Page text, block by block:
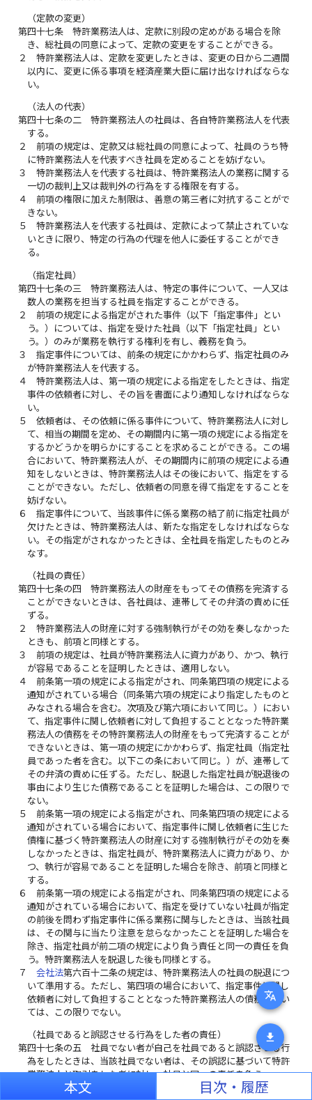
translate
download
（定款の変更）
第四十七条
特許業務法人は、定款に別段の定めがある場合を除
き、総社員の同意によって、定款の変更をすることができる。
２
特許業務法人は、定款を変更したときは、変更の日から二週間
以内に、変更に係る事項を経済産業大臣に届け出なければならな
い。
（法人の代表）
第四十七条の二
特許業務法人の社員は、各自特許業務法人を代表
する。
２
前項の規定は、定款又は総社員の同意によって、社員のうち特
に特許業務法人を代表すべき社員を定めることを妨げない。
３
特許業務法人を代表する社員は、特許業務法人の業務に関する
一切の裁判上又は裁判外の行為をする権限を有する。
４
前項の権限に加えた制限は、善意の第三者に対抗することがで
きない。
５
特許業務法人を代表する社員は、定款によって禁止されていな
いときに限り、特定の行為の代理を他人に委任することができ
る。
（指定社員）
第四十七条の三
特許業務法人は、特定の事件について、一人又は
数人の業務を担当する社員を指定することができる。
２
前項の規定による指定がされた事件（以下「指定事件」とい
う。）については、指定を受けた社員（以下「指定社員」とい
う。）のみが業務を執行する権利を有し、義務を負う。
３
指定事件については、前条の規定にかかわらず、指定社員のみ
が特許業務法人を代表する。
４
特許業務法人は、第一項の規定による指定をしたときは、指定
事件の依頼者に対し、その旨を書面により通知しなければならな
い。
５
依頼者は、その依頼に係る事件について、特許業務法人に対し
て、相当の期間を定め、その期間内に第一項の規定による指定を
するかどうかを明らかにすることを求めることができる。この場
合において、特許業務法人が、その期間内に前項の規定による通
知をしないときは、特許業務法人はその後において、指定をする
ことができない。ただし、依頼者の同意を得て指定をすることを
妨げない。
６
指定事件について、当該事件に係る業務の結了前に指定社員が
欠けたときは、特許業務法人は、新たな指定をしなければならな
い。その指定がされなかったときは、全社員を指定したものとみ
なす。
（社員の責任）
第四十七条の四
特許業務法人の財産をもってその債務を完済する
ことができないときは、各社員は、連帯してその弁済の責めに任
ずる。
２
特許業務法人の財産に対する強制執行がその効を奏しなかった
ときも、前項と同様とする。
３
前項の規定は、社員が特許業務法人に資力があり、かつ、執行
が容易であることを証明したときは、適用しない。
４
前条第一項の規定による指定がされ、同条第四項の規定による
通知がされている場合（同条第六項の規定により指定したものと
みなされる場合を含む。次項及び第六項において同じ。）におい
て、指定事件に関し依頼者に対して負担することとなった特許業
務法人の債務をその特許業務法人の財産をもって完済することが
できないときは、第一項の規定にかかわらず、指定社員（指定社
員であった者を含む。以下この条において同じ。）が、連帯して
その弁済の責めに任ずる。ただし、脱退した指定社員が脱退後の
事由により生じた債務であることを証明した場合は、この限りで
ない。
５
前条第一項の規定による指定がされ、同条第四項の規定による
通知がされている場合において、指定事件に関し依頼者に生じた
債権に基づく特許業務法人の財産に対する強制執行がその効を奏
しなかったときは、指定社員が、特許業務法人に資力があり、か
つ、執行が容易であることを証明した場合を除き、前項と同様と
する。
６
前条第一項の規定による指定がされ、同条第四項の規定による
通知がされている場合において、指定を受けていない社員が指定
の前後を問わず指定事件に係る業務に関与したときは、当該社員
は、その関与に当たり注意を怠らなかったことを証明した場合を
除き、指定社員が前二項の規定により負う責任と同一の責任を負
う。特許業務法人を脱退した後も同様とする。
７
会社法第六百十二条の規定は、特許業務法人の社員の脱退につ
いて準用する。ただし、第四項の場合において、指定事件に関し
依頼者に対して負担することとなった特許業務法人の債務につい
ては、この限りでない。
（社員であると誤認させる行為をした者の責任）
第四十七条の五
社員でない者が自己を社員であると誤認させる行
為をしたときは、当該社員でない者は、その誤認に基づいて特許
業務法人と取引をした者に対し、社員と同一の責任を負う。
（特定の事件についての業務の制限）
本文 目次・履歴